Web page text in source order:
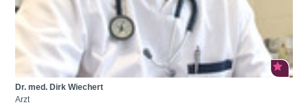
Dr. med. Dirk Wiechert
Arzt